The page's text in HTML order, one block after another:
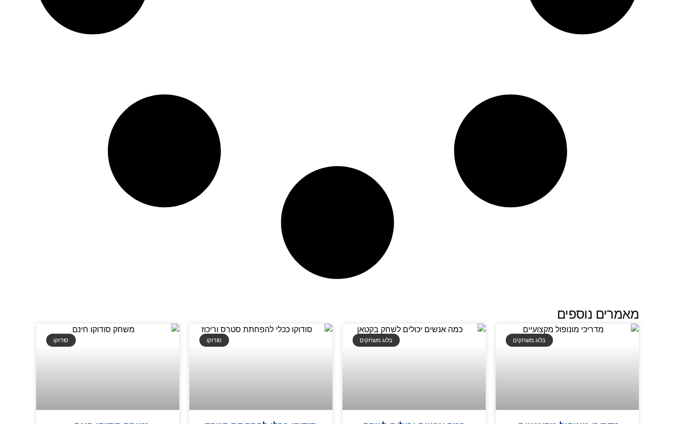
מאמרים נוספים
בלוג משחקים בלוג משחקים סודוקו סודוקו